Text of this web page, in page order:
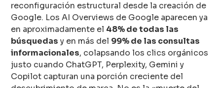
reconfiguración estructural desde la creación de
Google. Los AI Overviews de Google aparecen ya
en aproximadamente el 48% de todas las
búsquedas y en más del 99% de las consultas
informacionales, colapsando los clics orgánicos
justo cuando ChatGPT, Perplexity, Gemini y
Copilot capturan una porción creciente del